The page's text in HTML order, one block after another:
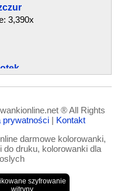
3,390x
4,148x
® All Rights
prywatności | Kontakt
darmowe kolorowanki,
do druku, kolorowanki dla